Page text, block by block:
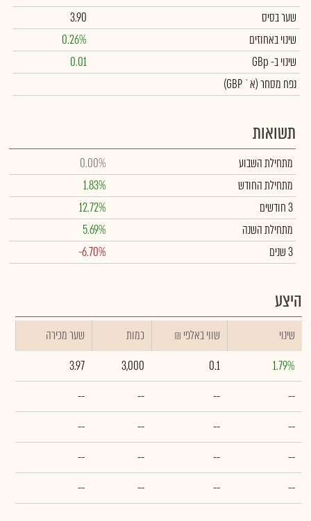
שער בסיס
3.90
שינוי באחוזים
0.26%
שינויב- GBp
0.01
נפח מסחר(א` GBP)
תשואות
מתחילת השבוע
0.00%
מתחילת החודש
1.83%
3 חודשים
12.72%
מתחילת השנה
5.69%
3 שנים
-6.70%
היצע
שינוי ₪ שווי באלפי כמות
שער מכירה
1.79%
0.1
3,000
3.97
--
--
--
--
--
--
--
--
--
--
--
--
--
--
--
--